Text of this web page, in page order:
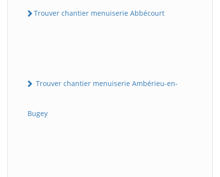
Trouver chantier menuiserie Abbécourt
Trouver chantier menuiserie Ambérieu-en-
Bugey